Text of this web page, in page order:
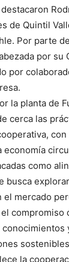
de Quintil
Por parte
por su
por
la planta de
cerca las
como
busca
mercado
compromiso
la